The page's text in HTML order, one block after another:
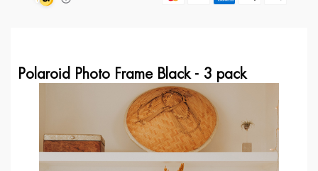
Polaroid Photo Frame Black - 3 pack